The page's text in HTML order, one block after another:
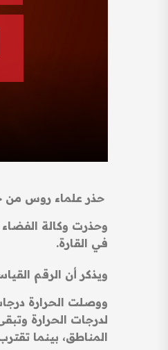
حذر علماء روس من
وحذرت وكالة الفضاء
في القارة.
ويذكر أن الرقم القياسي في القارة حاليا هو
ووصلت الحرارة
لدرجات الحرارة
المناطق، بينما تقترب درجة الحرارة من 50